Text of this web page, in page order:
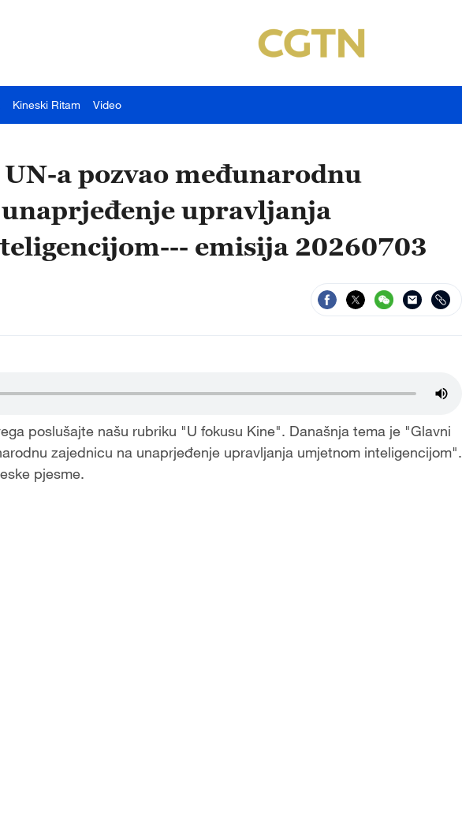
Kineski Ritam Video
a pozvao međunarodnu
upravljanja
emisija 20260703
poslušajte našu rubriku "U fokusu Kine". Današnja tema je "Glavni
zajednicu na unaprjeđenje upravljanja umjetnom inteligencijom".
pjesme.